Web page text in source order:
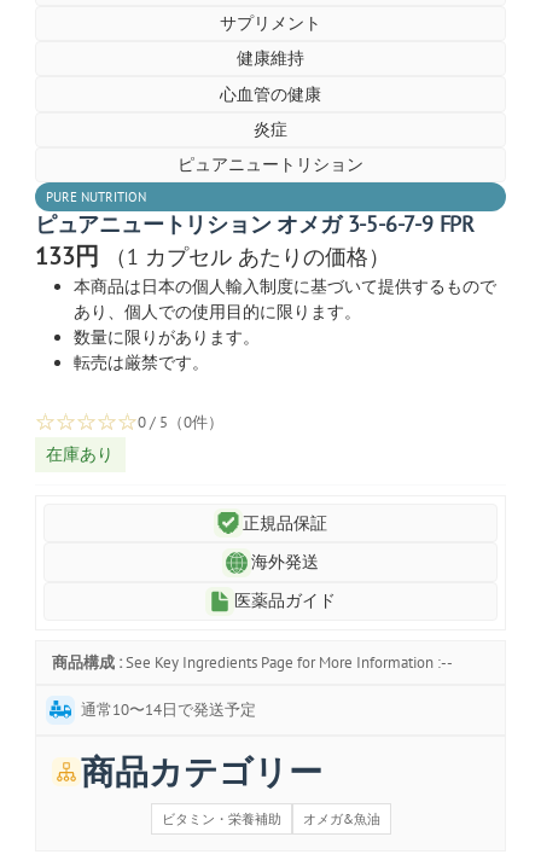
サプリメント
健康維持
心血管の健康
炎症
ピュアニュートリション
PURE NUTRITION
ピュアニュートリション オメガ 3-5-6-7-9 FPR
133円 （1 カプセル あたりの価格）
本商品は日本の個人輸入制度に基づいて提供するもので
あり、個人での使用目的に限ります。
数量に限りがあります。
転売は厳禁です。
☆☆☆☆☆0 / 5（0件）
在庫あり
正規品保証
海外発送
医薬品ガイド
商品構成 : See Key Ingredients Page for More Information :--
通常10〜14日で発送予定
商品カテゴリー
ビタミン・栄養補助 オメガ&魚油